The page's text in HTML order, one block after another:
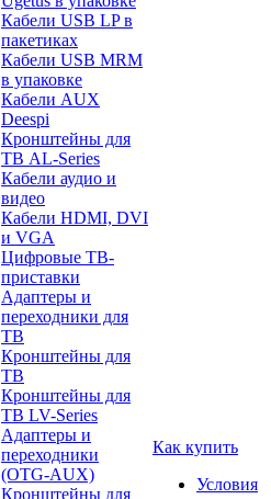
Кабели USB LP в
пакетиках
Кабели USB MRM
в упаковке
Кабели AUX
Deespi
Кронштейны для
ТВ AL-Series
Кабели аудио и
видео
Кабели HDMI, DVI
и VGA
Цифровые ТВ-
приставки
Адаптеры и
переходники для
ТВ
Кронштейны для
ТВ
Кронштейны для
ТВ LV-Series
Адаптеры и
переходники
(OTG-AUX)
Кронштейны для
Как купить
Условия